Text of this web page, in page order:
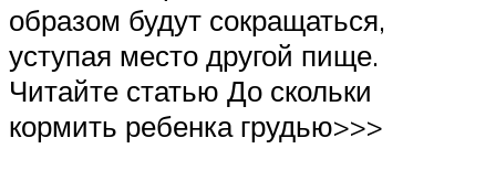
образом будут сокращаться,
уступая место другой пище.
Читайте статью До скольки
кормить ребенка грудью>>>